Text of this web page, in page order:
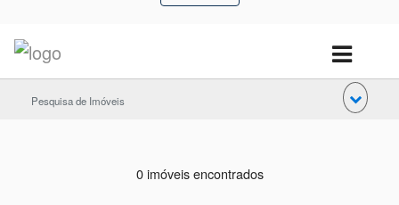
Pesquisa de Imóveis
0 imóveis encontrados